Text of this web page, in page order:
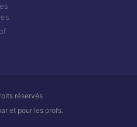
réservés
et pour les profs.